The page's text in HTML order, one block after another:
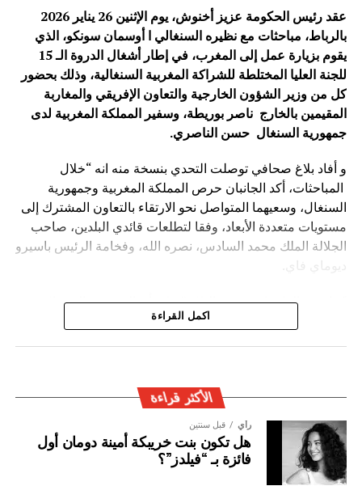
الشراكة كإحدى أهم العلاقات الدولية في القرن الحادي
والعشرين.
محمد نبيل – بكين
الصورة: منتدى التعاون الصيني-الإفريقي، بكين — المصدر: ويكيميديا كومنز
(رخصة CC BY-SA 4.0).
عقد رئيس الحكومة عزيز أخنوش، يوم الإثنين 26 يناير 2026
بالرباط، مباحثات مع نظيره ‏السنغالي ا أوسمان ‏سونكو، الذي
يقوم بزيارة عمل إلى المغرب، في إطار أشغال الدروة الـ 15
للجنة العليا المختلطة للشراكة المغربية السنغالية، وذلك بحضور
كل من وزير الشؤون الخارجية والتعاون الإفريقي والمغاربة
المقيمين بالخارج ناصر بوريطة، وسفير المملكة المغربية لدى
جمهورية السنغال حسن الناصري.
و أفاد بلاغ صحافي توصلت التحدي بنسخة منه انه “خلال
المباحثات، أكد الجانبان حرص المملكة المغربية وجمهورية
السنغال، وسعيهما المتواصل نحو الارتقاء بالتعاون المشترك إلى
مستويات متعددة الأبعاد، وفقا لتطلعات قائدي البلدين، صاحب
الجلالة الملك محمد السادس، نصره الله، وفخامة الرئيس باسيرو
كما شدد الطرفان يضيف البلاغ ” على أن المغرب والسنغال
سيظلان وفيّين لروح الأخوة والتضامن والاحترام التي كرسها كل
اكمل القراءة
الأكثر قراءة
رأي قبل سنتين
هل تكون بنت خريبكة أمينة دومان أول
فائزة بـ “فيلدز”؟